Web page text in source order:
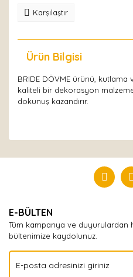
Karşılaştır
Ürün Bilgisi
BRIDE DÖVME ürünü, kutlama
kaliteli bir dekorasyon
dokunuş kazandırır.
E-BÜLTEN
Tüm kampanya ve duyurulardan
bültenimize kaydolunuz.